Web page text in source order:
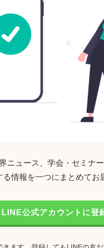
ニュース、学会・セミナ
る情報を一つにまとめてお
LINE公式アカウントに登